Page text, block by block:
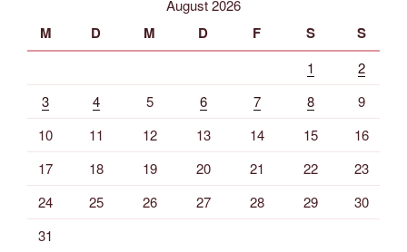
August 2026
M D M D F S S
1
2
3
4 5 6 7 8
9
10
11 12 13 14 15
16
17
18 19 20 21 22
23
24
25 26 27 28 29
30
31